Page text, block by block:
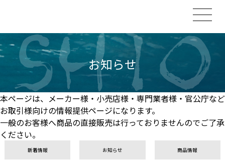
お知らせ
本ページは、メーカー様・小売店様・専門業者様・官公庁など
お取引様向けの情報提供ページになります。
一般のお客様へ商品の直接販売は行っておりませんのでご了承
ください。
新着情報 お知らせ 商品情報